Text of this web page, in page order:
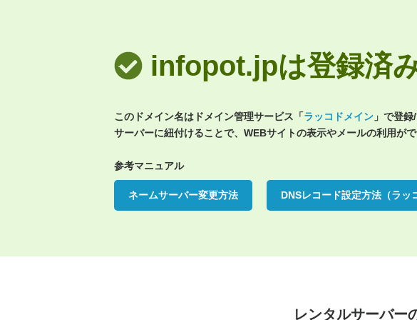
infopot.jpは登録済
このドメイン名はドメイン管理サービス「ラッコドメイン 」で登録
サーバーに紐付けることで、WEBサイトの表示やメールの利用がで
参考マニュアル
ネームサーバー変更方法 DNSレコード設定方法（ラッ
レンタルサーバー